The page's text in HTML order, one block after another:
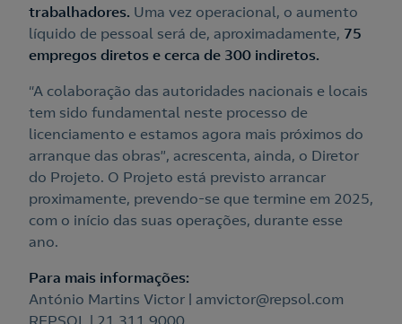
trabalhadores. Uma vez operacional, o aumento
líquido de pessoal será de, aproximadamente, 75
empregos diretos e cerca de 300 indiretos.
“A colaboração das autoridades nacionais e locais
tem sido fundamental neste processo de
licenciamento e estamos agora mais próximos do
arranque das obras”, acrescenta, ainda, o Diretor
do Projeto. O Projeto está previsto arrancar
proximamente, prevendo-se que termine em 2025,
com o início das suas operações, durante esse
ano.
Para mais informações:
António Martins Victor | amvictor@repsol.com
REPSOL | 21 311 9000